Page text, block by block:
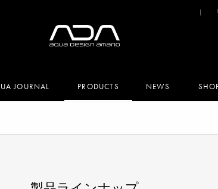
JOURNAL PRODUCTS NEWS